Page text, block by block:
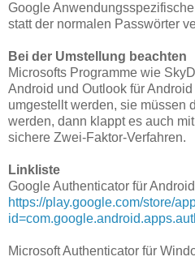
Google
statt der normalen Passwörter
Bei der Umstellung beachten
Microsofts Programme wie
Android und Outlook für
umgestellt werden, sie müssen
werden, dann klappt es auch
sichere Zwei-Faktor-Verfahren.
Linkliste
Google Authenticator für Android
https://play.google.com/store/
Microsoft Authenticator für